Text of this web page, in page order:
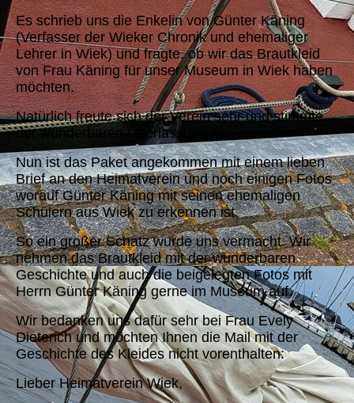
Es schrieb uns die Enkelin von Günter Käning
(Verfasser der Wieker Chronik und ehemaliger
Lehrer in Wiek) und fragte, ob wir das Brautkleid
von Frau Käning für unser Museum in Wiek haben
möchten.
Natürlich freute sich der Verein sehr und stimmte
der wunderbaren Überlassung zu.
Nun ist das Paket angekommen mit einem lieben
Brief an den Heimatverein und noch einigen Fotos
worauf Günter Käning mit seinen ehemaligen
Schülern aus Wiek zu erkennen ist.
So ein großer Schatz wurde uns vermacht. Wir
nehmen das Brautkleid mit der wunderbaren
Geschichte und auch die beigelegten Fotos mit
Herrn Günter Käning gerne im Museum auf.
Wir bedanken uns dafür sehr bei Frau Evely
Dieterich und möchten Ihnen die Mail mit der
Geschichte des Kleides nicht vorenthalten:
Lieber Heimatverein Wiek,